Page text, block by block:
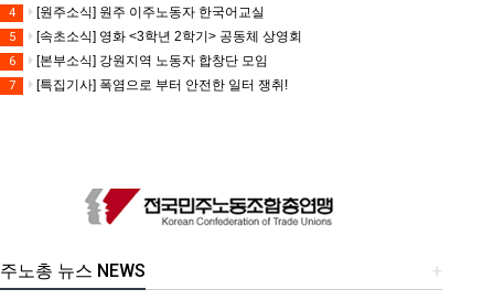
4 [원주소식] 원주 이주노동자 한국어교실
5 [속초소식] 영화 <3학년 2학기> 공동체 상영회
6 [본부소식] 강원지역 노동자 합창단 모임
7 [특집기사] 폭염으로 부터 안전한 일터 쟁취!
+
노총 뉴스 NEWS